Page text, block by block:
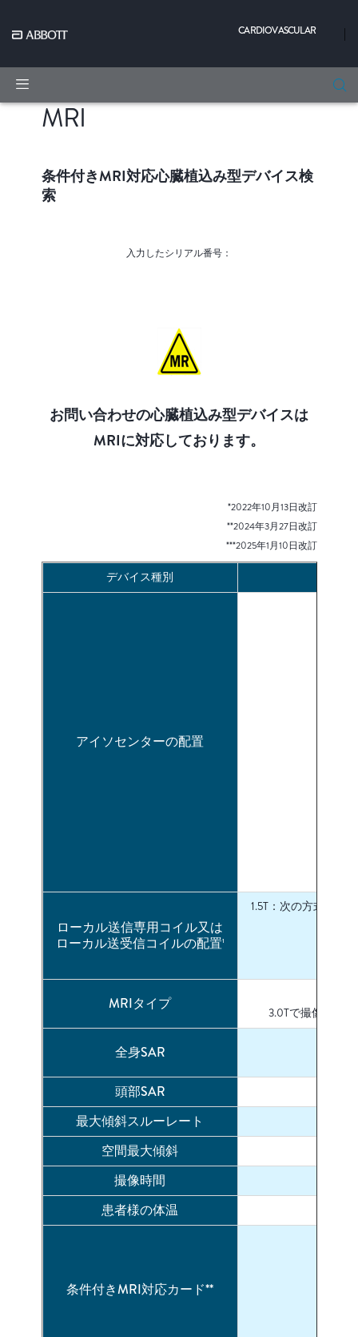
CARDIOVASCULAR |
MRI
条件付きMRI対応心臓植込み型デバイス検
索
入力したシリアル番号：
お問い合わせの心臓植込み型デバイスは
MRIに対応しております。
*2022年10月13日改訂
**2024年3月27日改訂
***2025年1月10日改訂
デバイス種別
アイソセンターの配置
ローカル送信専用コイル又は
ローカル送受信コイルの配置1
1.5T：次の方式によ
MRIタイプ
3.0Tで撮像する
全身SAR
頭部SAR
最大傾斜スルーレート
空間最大傾斜
撮像時間
患者様の体温
条件付きMRI対応カード**